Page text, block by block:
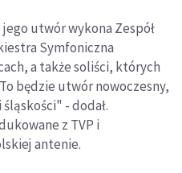
utwór wykona Zespół
Symfoniczna
a także soliści, których
będzie utwór nowoczesny,
- dodał.
z TVP i
antenie.